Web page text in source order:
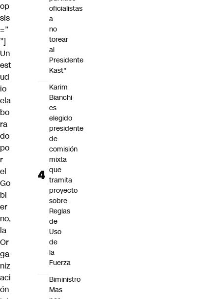
op
sis
=”
”]
Un
est
ud
io
ela
bo
ra
do
po
r
el
Go
bi
er
no,
la
Or
ga
niz
aci
ón
oficialistas
a
no
torear
al
Presidente
Kast"
Karim
Bianchi
es
elegido
presidente
de
comisión
mixta
que
tramita
proyecto
sobre
Reglas
de
Uso
de
la
Fuerza
Biministro
Mas